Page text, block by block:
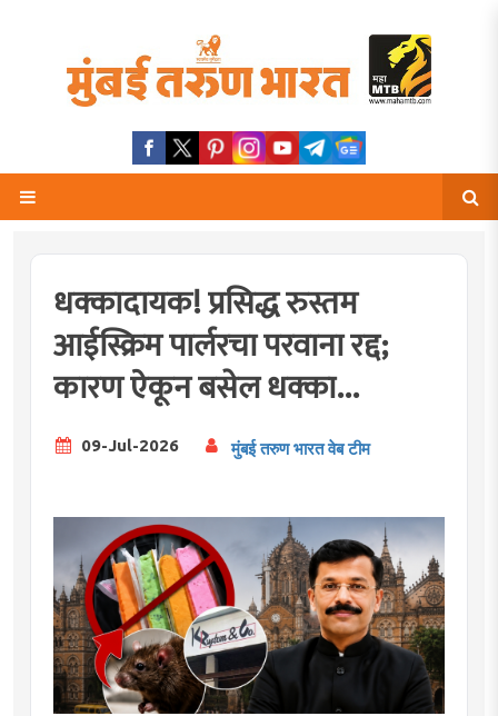
धक्कादायक! प्रसिद्ध रुस्तम
आईस्क्रिम पार्लरचा परवाना रद्द;
कारण ऐकून बसेल धक्का...
09-Jul-2026 मुंबई तरुण भारत वेब टीम